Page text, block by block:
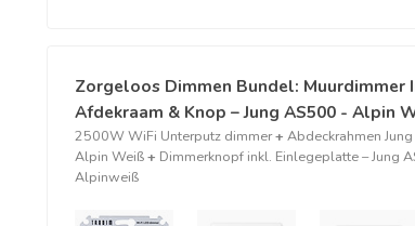
Zorgeloos Dimmen Bundel: Muurdimmer
Afdekraam & Knop – Jung AS500 - Alpin
2500W WiFi Unterputz dimmer+ Abdeckrahmen
Alpin Weiß+ Dimmerknopf inkl. Einlegeplatte – Jung
Alpinweiß